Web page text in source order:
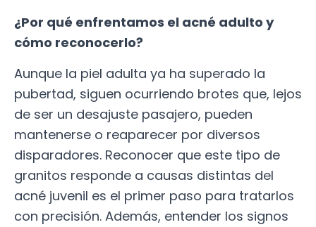
¿Por qué enfrentamos el acné adulto y
cómo reconocerlo?
Aunque la piel adulta ya ha superado la
pubertad, siguen ocurriendo brotes que, lejos
de ser un desajuste pasajero, pueden
mantenerse o reaparecer por diversos
disparadores. Reconocer que este tipo de
granitos responde a causas distintas del
acné juvenil es el primer paso para tratarlos
con precisión. Además, entender los signos